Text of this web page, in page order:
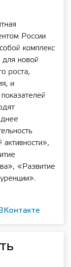
России
комплекс
новой
роста,
и
«Развитие